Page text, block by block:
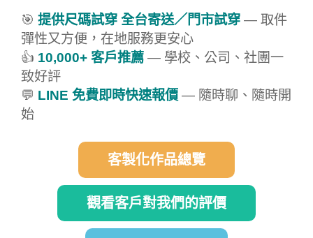
🎯 提供尺碼試穿 全台寄送／門市試穿 — 取件
彈性又方便，在地服務更安心
👍 10,000+ 客戶推薦 — 學校、公司、社團一
致好評
💬 LINE 免費即時快速報價 — 隨時聊、隨時開
始
客製化作品總覽
觀看客戶對我們的評價